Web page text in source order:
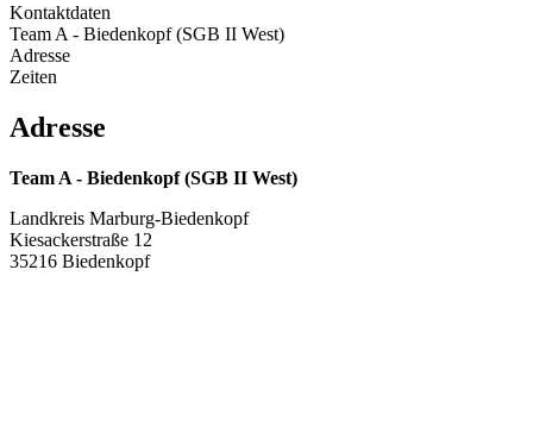
Kontaktdaten
Team A - Biedenkopf (SGB II West)
Adresse
Zeiten
Adresse
Team A - Biedenkopf (SGB II West)
Landkreis Marburg-Biedenkopf
Kiesackerstraße 12
35216 Biedenkopf